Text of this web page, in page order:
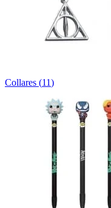
Collares (11)